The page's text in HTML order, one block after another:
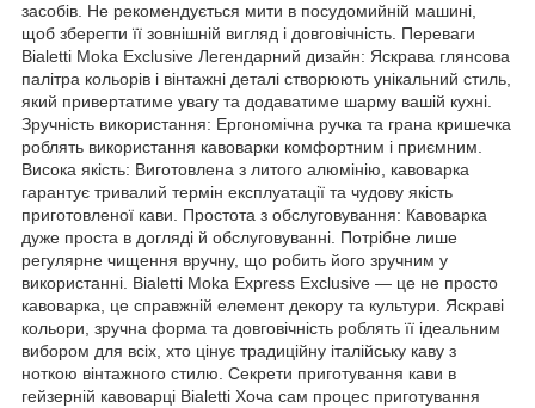
засобів. Не рекомендується мити в посудомийній машині,
щоб зберегти її зовнішній вигляд і довговічність. Переваги
Bialetti Moka Exclusive Легендарний дизайн: Яскрава глянсова
палітра кольорів і вінтажні деталі створюють унікальний стиль,
який привертатиме увагу та додаватиме шарму вашій кухні.
Зручність використання: Ергономічна ручка та грана кришечка
роблять використання кавоварки комфортним і приємним.
Висока якість: Виготовлена з литого алюмінію, кавоварка
гарантує тривалий термін експлуатації та чудову якість
приготовленої кави. Простота з обслуговування: Кавоварка
дуже проста в догляді й обслуговуванні. Потрібне лише
регулярне чищення вручну, що робить його зручним у
використанні. Bialetti Moka Express Exclusive — це не просто
кавоварка, це справжній елемент декору та культури. Яскраві
кольори, зручна форма та довговічність роблять її ідеальним
вибором для всіх, хто цінує традиційну італійську каву з
ноткою вінтажного стилю. Секрети приготування кави в
гейзерній кавоварці Bialetti Хоча сам процес приготування